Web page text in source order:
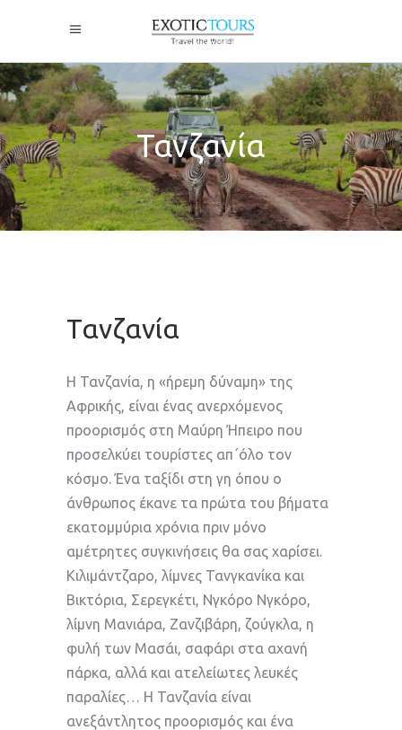
Τανζανία
Τανζανία
Η Τανζανία, η «ήρεμη δύναμη» της
Αφρικής, είναι ένας ανερχόμενος
προορισμός στη Μαύρη Ήπειρο που
προσελκύει τουρίστες απ΄όλο τον
κόσμο. Ένα ταξίδι στη γη όπου ο
άνθρωπος έκανε τα πρώτα του βήματα
εκατομμύρια χρόνια πριν μόνο
αμέτρητες συγκινήσεις θα σας χαρίσει.
Κιλιμάντζαρο, λίμνες Τανγκανίκα και
Βικτόρια, Σερεγκέτι, Νγκόρο Νγκόρο,
λίμνη Μανιάρα, Ζανζιβάρη, ζούγκλα, η
φυλή των Μασάι, σαφάρι στα αχανή
πάρκα, αλλά και ατελείωτες λευκές
παραλίες… Η Τανζανία είναι
ανεξάντλητος προορισμός και ένα